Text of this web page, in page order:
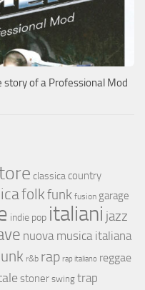
story of a Professional Mod
classica country
folkfunk fusion garage
indie pop italiani jazz
nuova musica italiana
r&b rap rap italiano reggae
stoner swing trap